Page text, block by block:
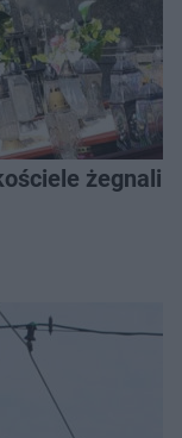
żegnali